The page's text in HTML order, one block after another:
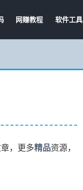
网赚教程 软件工具
，更多精品资源，